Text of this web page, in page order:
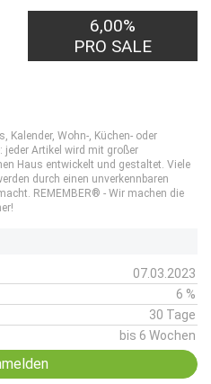
6,00%
PRO SALE
Kalender, Wohn-, Küchen- oder
jeder Artikel wird mit großer
Haus entwickelt und gestaltet. Viele
durch einen unverkennbaren
REMEMBER® - Wir machen die
07.03.2023
6 %
30 Tage
bis 6 Wochen